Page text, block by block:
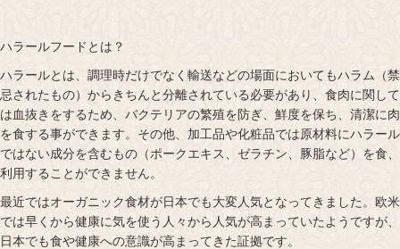
ハラールフードとは？
ハラールとは、調理時だけでなく輸送などの場面においてもハラム（禁
忌されたもの）からきちんと分離されている必要があり、食肉に関して
は血抜きをするため、バクテリアの繁殖を防ぎ、鮮度を保ち、清潔に肉
を食する事ができます。その他、加工品や化粧品では原材料にハラール
ではない成分を含むもの（ポークエキス、ゼラチン、豚脂など）を食、
利用することができません。
最近ではオーガニック食材が日本でも大変人気となってきました。欧米
では早くから健康に気を使う人々から人気が高まっていたようですが、
日本でも食や健康への意識が高まってきた証拠です。